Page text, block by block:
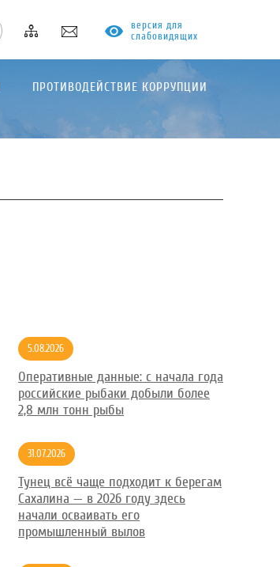
версия для
слабовидящих
ПРОТИВОДЕЙСТВИЕ КОРРУПЦИИ
5.08.2026
Оперативные данные: с начала года
российские рыбаки добыли более
2,8 млн тонн рыбы
31.07.2026
Тунец всё чаще подходит к берегам
Сахалина — в 2026 году здесь
начали осваивать его
промышленный вылов